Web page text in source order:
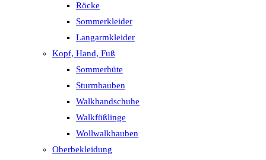
Röcke
Sommerkleider
Langarmkleider
Kopf, Hand, Fuß
Sommerhüte
Sturmhauben
Walkhandschuhe
Walkfüßlinge
Wollwalkhauben
Oberbekleidung